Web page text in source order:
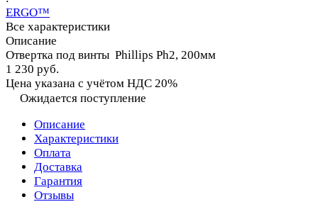
ERGO™
Все характеристики
Описание
Отвертка под винты Phillips Ph2, 200мм
1 230 руб.
Цена указана с учётом НДС 20%
Ожидается поступление
Описание
Характеристики
Оплата
Доставка
Гарантия
Отзывы